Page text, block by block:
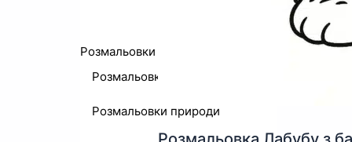
Розмальовки машин
Розмальовки по номерам
Розмальовки природи